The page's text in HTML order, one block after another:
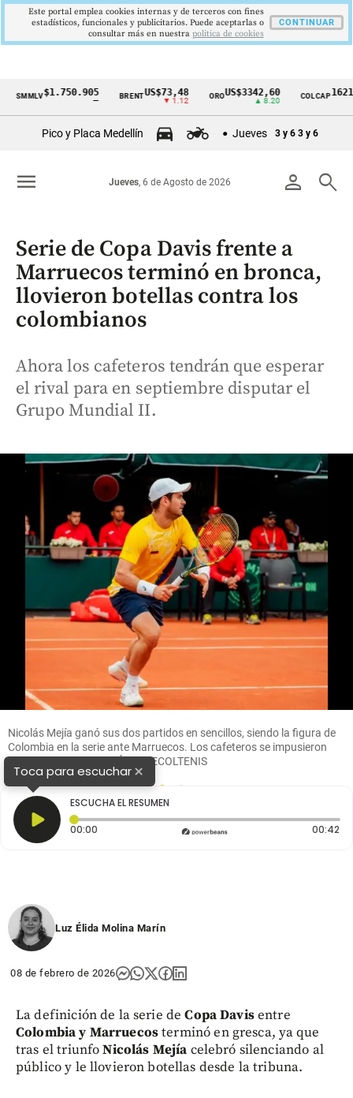
Cintillo
Colombia
$1.750.905 BRENT US$73,48
▼ 1.12
ORO US$3342,60 COLCAP1621,34
Pico y Placa Medellín Jueves 3 y 6 3 y 6
person search
Jueves, 6 de Agosto de 2026
menu
Serie de Copa Davis frente a
Marruecos terminó en bronca,
llovieron botellas contra los
colombianos
Ahora los cafeteros tendrán que esperar
el rival para en septiembre disputar el
Grupo Mundial II.
Nicolás Mejía ganó sus dos partidos en sencillos, siendo la figura de
Colombia en la serie ante Marruecos. Los cafeteros se impusieron
por 3-1. FOTO CORTESÍA FEDECOLTENIS
Toca para escuchar×
ESCUCHA EL RESUMEN
00:00 Tiempo transcurrido: 0 segundos 00:42
Luz Élida Molina Marín
08 de febrero de 2026
La definición de la serie de Copa Davisentre
Colombia y Marruecosterminó en gresca, ya que
tras el triunfoNicolás Mejía celebró silenciando al
público y le llovieron botellas desde la tribuna.
Este portal emplea cookies internas y de terceros con fines
estadísticos, funcionales y publicitarios. Puede aceptarlas o
consultar más en nuestra politica de cookies
CONTINUAR